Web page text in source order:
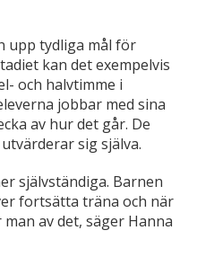
upp tydliga mål för
kan det exempelvis
och halvtimme i
jobbar med sina
av hur det går. De
sig själva.
självständiga. Barnen
fortsätta träna och när
av det, säger Hanna